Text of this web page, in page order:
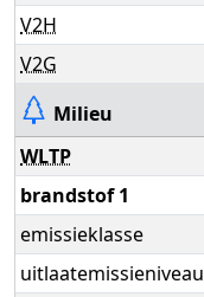
V2H
V2G
Milieu
WLTP
brandstof 1
emissieklasse
uitlaatemissieniveau